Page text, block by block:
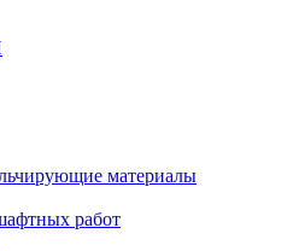
материалы
работ